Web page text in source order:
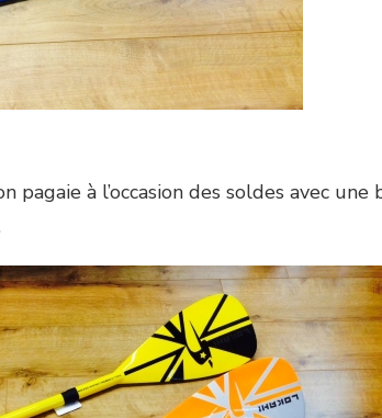
pagaie à l’occasion des soldes avec